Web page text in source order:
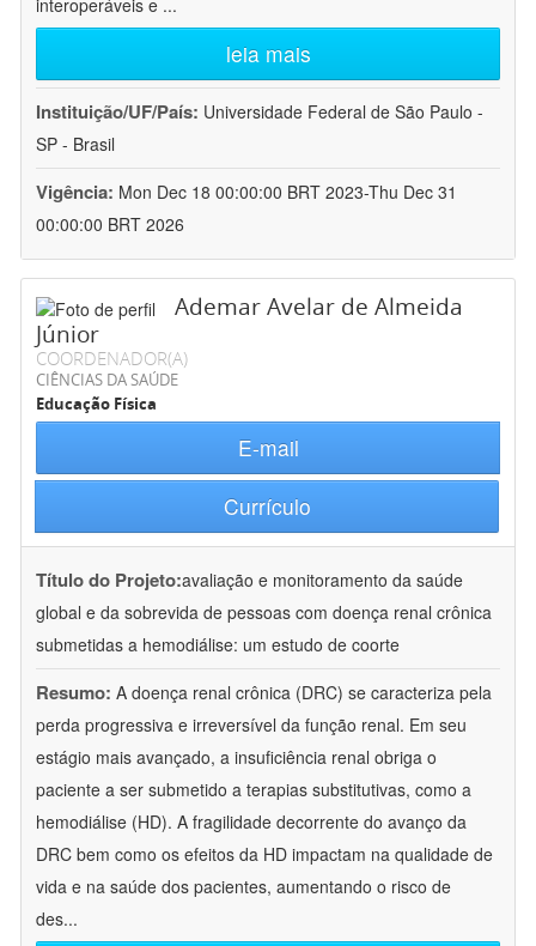
interoperáveis e ...
leia mais
Instituição/UF/País: Universidade Federal de São Paulo -
SP - Brasil
Vigência: Mon Dec 18 00:00:00 BRT 2023-Thu Dec 31
00:00:00 BRT 2026
Ademar Avelar de Almeida
Júnior
COORDENADOR(A)
CIÊNCIAS DA SAÚDE
Educação Física
E-mail
Currículo
Título do Projeto:avaliação e monitoramento da saúde
global e da sobrevida de pessoas com doença renal crônica
submetidas a hemodiálise: um estudo de coorte
Resumo: A doença renal crônica (DRC) se caracteriza pela
perda progressiva e irreversível da função renal. Em seu
estágio mais avançado, a insuficiência renal obriga o
paciente a ser submetido a terapias substitutivas, como a
hemodiálise (HD). A fragilidade decorrente do avanço da
DRC bem como os efeitos da HD impactam na qualidade de
vida e na saúde dos pacientes, aumentando o risco de
des...